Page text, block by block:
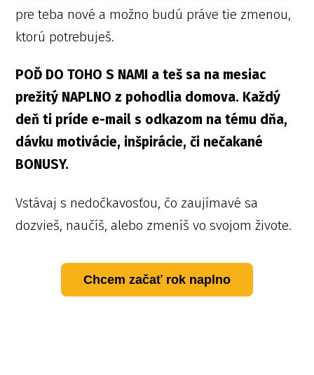
pre teba nové a možno budú práve tie zmenou,
ktorú potrebuješ.
POĎ DO TOHO S NAMI a teš sa na mesiac
prežitý NAPLNO z pohodlia domova. Každý
deň ti príde e-mail s odkazom na tému dňa,
dávku motivácie, inšpirácie, či nečakané
BONUSY.
Vstávaj s nedočkavosťou, čo zaujímavé sa
dozvieš, naučíš, alebo zmeníš vo svojom živote.
Chcem začať rok naplno